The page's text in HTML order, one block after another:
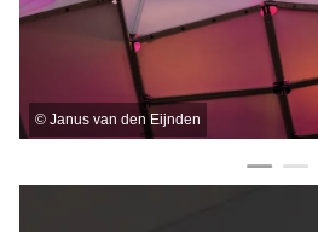
© Janus van den Eijnden